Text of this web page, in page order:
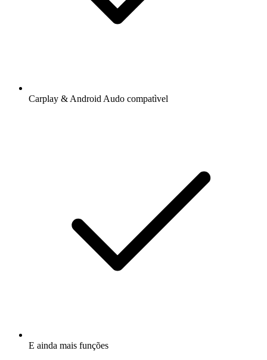
Carplay & Android Audo compatìvel
E ainda mais funções